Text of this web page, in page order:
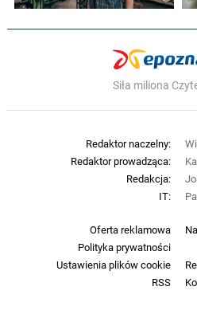
Siła miliona
Oferta reklamowa
Polityka prywatności
Ustawienia plików cookie
RSS
Redaktor naczelny:
Redaktor prowadząca:
Redakcja:
IT: